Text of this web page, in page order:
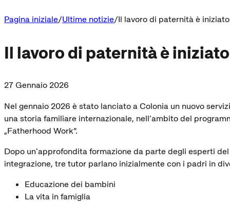
Pagina iniziale Ultime notizie Il lavoro di paternità è iniziato
Il lavoro di paternità è iniziato
27 Gennaio 2026
Nel gennaio 2026 è stato lanciato a Colonia un nuovo
una storia familiare internazionale, nell'ambito del
„Fatherhood Work“.
Dopo un'approfondita formazione da parte degli esperti
integrazione, tre tutor parlano inizialmente con i padri in
Educazione dei bambini
La vita in famiglia